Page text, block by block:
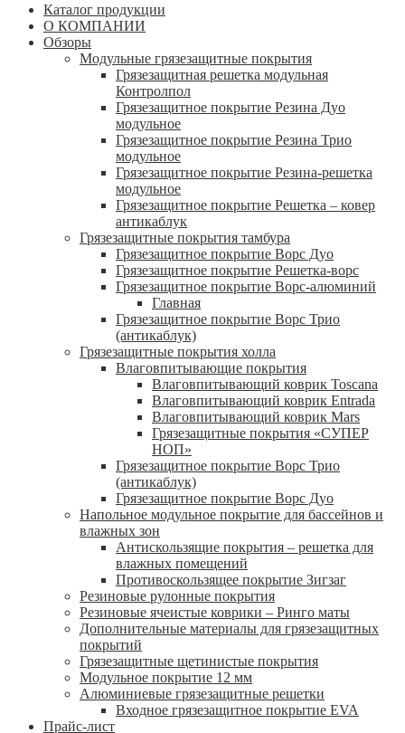
Каталог продукции
О КОМПАНИИ
Обзоры
Модульные грязезащитные покрытия
Грязезащитная решетка модульная
Контролпол
Грязезащитное покрытие Резина Дуо
модульное
Грязезащитное покрытие Резина Трио
модульное
Грязезащитное покрытие Резина-решетка
модульное
Грязезащитное покрытие Решетка – ковер
антикаблук
Грязезащитные покрытия тамбура
Грязезащитное покрытие Ворс Дуо
Грязезащитное покрытие Решетка-ворс
Грязезащитное покрытие Ворс-алюминий
Главная
Грязезащитное покрытие Ворс Трио
(антикаблук)
Грязезащитные покрытия холла
Влаговпитывающие покрытия
Влаговпитывающий коврик Toscana
Влаговпитывающий коврик Entrada
Влаговпитывающий коврик Mars
Грязезащитные покрытия «СУПЕР
НОП»
Грязезащитное покрытие Ворс Трио
(антикаблук)
Грязезащитное покрытие Ворс Дуо
Напольное модульное покрытие для бассейнов и
влажных зон
Антискользящие покрытия – решетка для
влажных помещений
Противоскользящее покрытие Зигзаг
Резиновые рулонные покрытия
Резиновые ячеистые коврики – Ринго маты
Дополнительные материалы для грязезащитных
покрытий
Грязезащитные щетинистые покрытия
Модульное покрытие 12 мм
Алюминиевые грязезащитные решетки
Входное грязезащитное покрытие EVA
Прайс-лист